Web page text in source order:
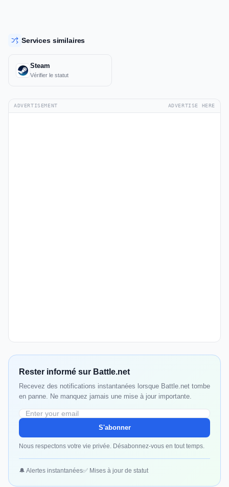
Services similaires
Steam
Vérifier le statut
ADVERTISEMENT ADVERTISE HERE
Rester informé sur Battle.net
Recevez des notifications instantanées lorsque Battle.net tombe
en panne. Ne manquez jamais une mise à jour importante.
S'abonner
Nous respectons votre vie privée. Désabonnez-vous en tout temps.
🔔 Alertes instantanées✅ Mises à jour de statut